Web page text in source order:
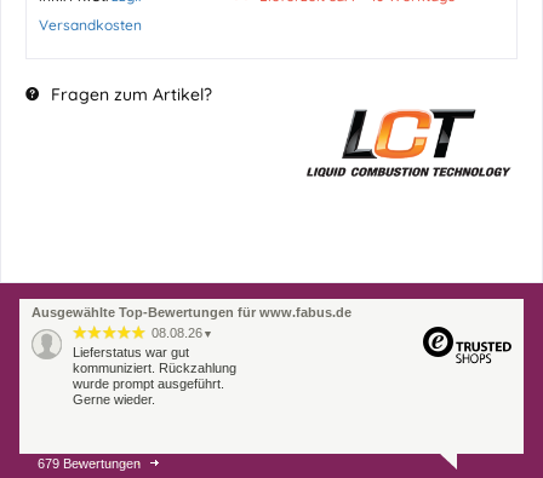
Versandkosten
Fragen zum Artikel?
Ausgewählte Top-Bewertungen für www.fabus.de
08.08.26 ▼
Lieferstatus war gut
kommuniziert. Rückzahlung
wurde prompt ausgeführt.
Gerne wieder.
07.08.26
679 Bewertungen